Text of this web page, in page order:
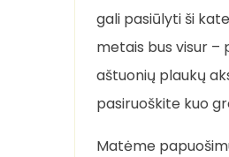
gali pasiūlyti ši
metais bus visur –
aštuonių plaukų
pasiruoškite kuo
Matėme